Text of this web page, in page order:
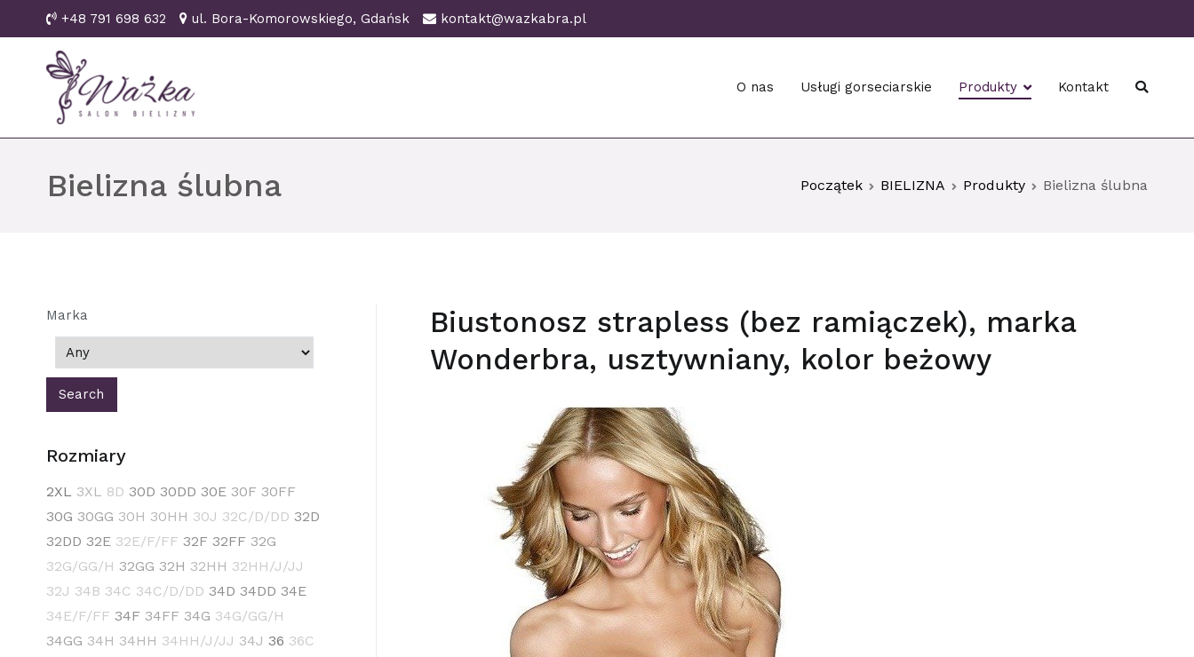
do
+48 791 698 632 ul. Bora-Komorowskiego, Gdańsk kontakt@wazkabra.pl
O nas Usługi gorseciarskie Produkty Kontakt
Bielizna ślubna Początek BIELIZNA Produkty Bielizna ślubna
Biustonosz strapless (bez ramiączek), marka
Wonderbra, usztywniany, kolor beżowy
Marka
Rozmiary
2XL 3XL 8D 30D 30DD 30E 30F 30FF
30G 30GG 30H 30HH 30J 32C/D/DD 32D
32DD 32E 32E/F/FF 32F 32FF 32G
32G/GG/H 32GG 32H 32HH 32HH/J/JJ
32J 34B 34C 34C/D/DD 34D 34DD 34E
34E/F/FF 34F 34FF 34G 34G/GG/H
34GG 34H 34HH 34HH/J/JJ 34J 36 36C